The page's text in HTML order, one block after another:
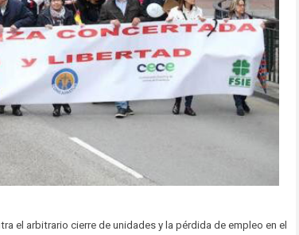
el arbitrario cierre de unidades y la pérdida de empleo en el